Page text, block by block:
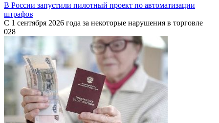
В России запустили пилотный проект по автоматизации
штрафов
С 1 сентября 2026 года за некоторые нарушения в торговле
028